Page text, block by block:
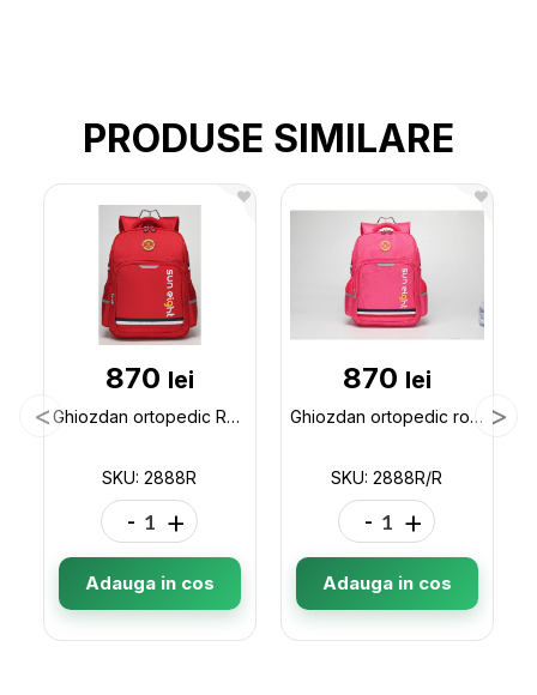
PRODUSE SIMILARE
870 lei
Ghiozdan ortopedic Red 2888R
SKU: 2888R
- +
Adauga in cos
870 lei
Ghiozdan ortopedic rose red 2888R/R
SKU: 2888R/R
- +
Adauga in cos